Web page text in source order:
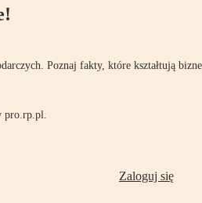
Poznaj fakty, które kształtują
pro.rp.pl.
Zaloguj się